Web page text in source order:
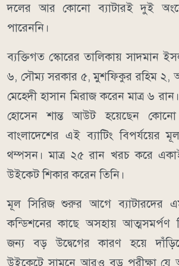
দলের আর কোনো ব্যাটারই দুই
পারেননি।
ব্যক্তিগত স্কোরের তালিকায় সাদমান
৬, সৌম্য সরকার ৫, মুশফিকুর রহিম ২,
মেহেদী হাসান মিরাজ করেন মাত্র ৬
হোসেন শান্ত আউট হয়েছেন
বাংলাদেশের এই ব্যাটিং বিপর্যয়ের
থম্পসন। মাত্র ২৫ রান খরচ করে
উইকেট শিকার করেন তিনি।
মূল সিরিজ শুরুর আগে ব্যাটারদের
কন্ডিশনের কাছে অসহায় আত্মসমর্পণ
জন্য বড় উদ্বেগের কারণ হয়ে
উইকেটে সামনে আরও বড় পরীক্ষা যে